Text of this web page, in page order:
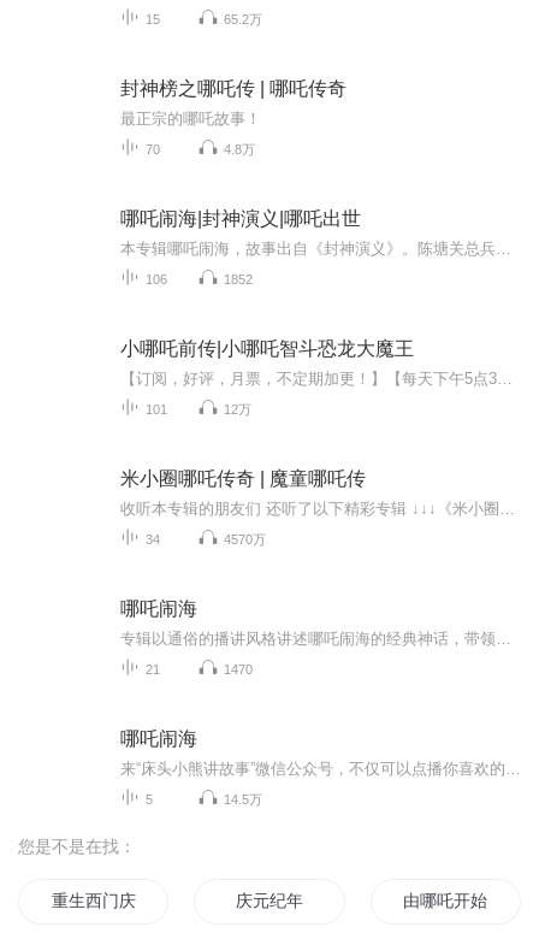
15 65.2万
封神榜之哪吒传 | 哪吒传奇
最正宗的哪吒故事！
70 4.8万
哪吒闹海|封神演义|哪吒出世
106 1852
小哪吒前传|小哪吒智斗恐龙大魔王
101 12万
米小圈哪吒传奇 | 魔童哪吒传
34 4570万
哪吒闹海
21 1470
哪吒闹海
5 14.5万
您是不是在找：
重生西门庆 庆元纪年 由哪吒开始